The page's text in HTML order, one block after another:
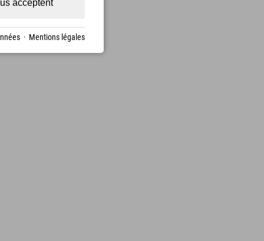
acceptent
· Mentions légales